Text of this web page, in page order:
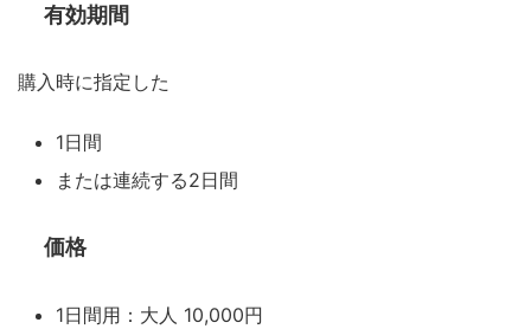
有効期間
購入時に指定した
1日間
または連続する2日間
価格
1日間用：大人 10,000円